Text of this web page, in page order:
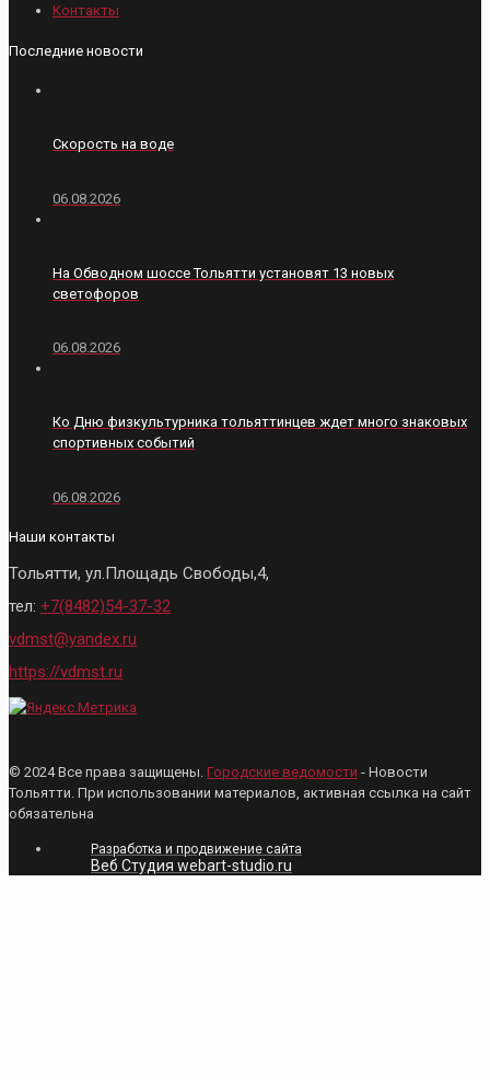
Контакты
Последние новости
Скорость на воде
06.08.2026
На Обводном шоссе Тольятти установят 13 новых
светофоров
06.08.2026
Ко Дню физкультурника тольяттинцев ждет много знаковых
спортивных событий
06.08.2026
Наши контакты
Тольятти, ул.Площадь Свободы,4,
тел: +7(8482)54-37-32
vdmst@yandex.ru
https://vdmst.ru
© 2024 Все права защищены. Городские ведомости - Новости
Тольятти. При использовании материалов, активная ссылка на сайт
обязательна
Разработка и продвижение сайта
Веб Студия webart-studio.ru